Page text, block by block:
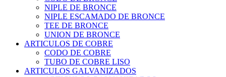
NIPLE DE BRONCE
NIPLE ESCAMADO DE BRONCE
TEE DE BRONCE
UNION DE BRONCE
ARTICULOS DE COBRE
CODO DE COBRE
TUBO DE COBRE LISO
ARTICULOS GALVANIZADOS